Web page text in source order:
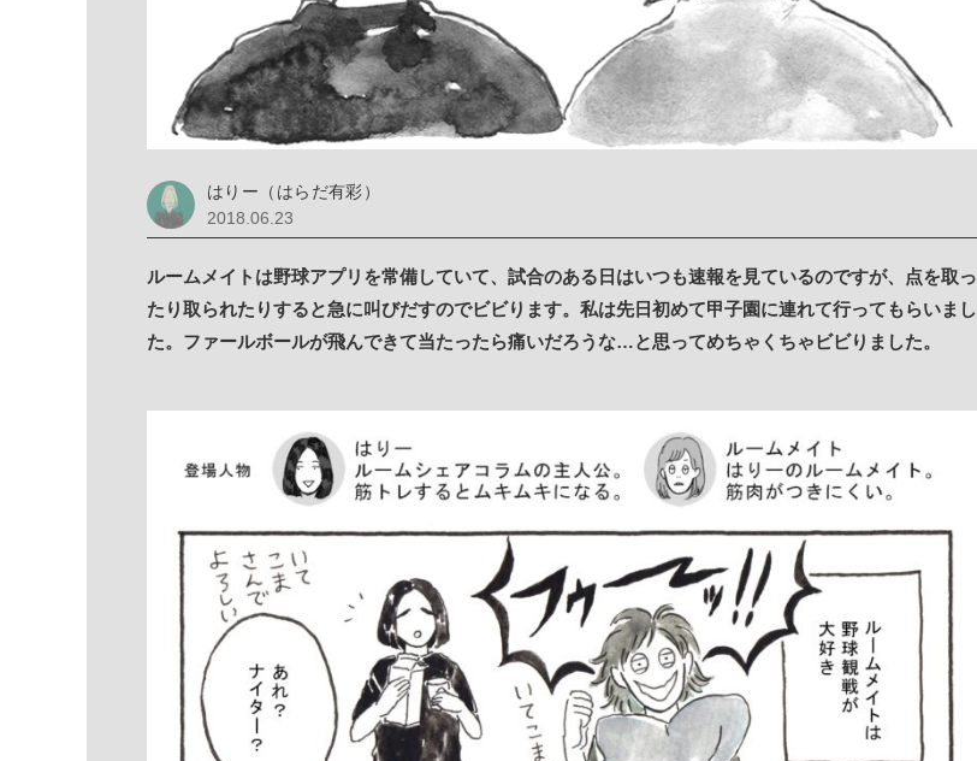
はりー（はらだ有彩）
2018.06.23
ルームメイトは野球アプリを常備していて、試合のある日はいつも速報を見ているのですが、点を取っ
たり取られたりすると急に叫びだすのでビビります。私は先日初めて甲子園に連れて行ってもらいまし
た。ファールボールが飛んできて当たったら痛いだろうな…と思ってめちゃくちゃビビりました。